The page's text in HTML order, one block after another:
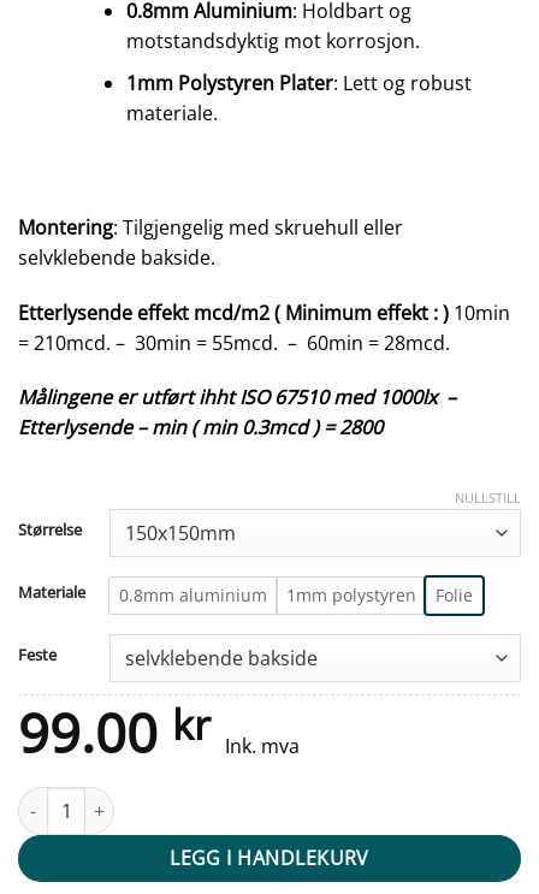
0.8mm Aluminium: Holdbart og
motstandsdyktig mot korrosjon.
1mm Polystyren Plater: Lett og robust
materiale.
Montering: Tilgjengelig med skruehull eller
selvklebende bakside.
Etterlysende effekt mcd/m2 ( Minimum effekt : ) 10min
= 210mcd. – 30min = 55mcd. – 60min = 28mcd.
Målingene er utført ihht ISO 67510 med 1000lx –
Etterlysende – min ( min 0.3mcd ) = 2800
Størrelse
Materiale 0.8mm aluminium 1mm polystyren Folie
Feste
NULLSTILL
99.00 kr Ink. mva
Etterlysende nødutgang etasjeskilt - for etasje 1 antall
LEGG I HANDLEKURV